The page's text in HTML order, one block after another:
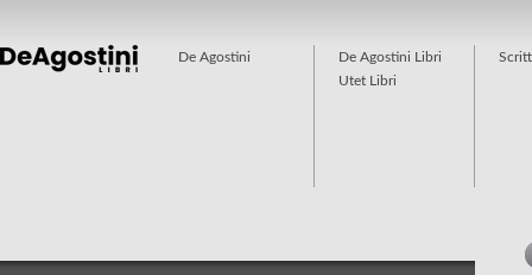
De Agostini
De Agostini Libri
Utet Libri